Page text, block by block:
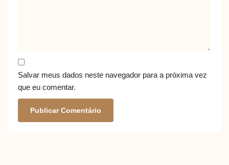
Salvar meus dados neste navegador para a próxima vez
que eu comentar.